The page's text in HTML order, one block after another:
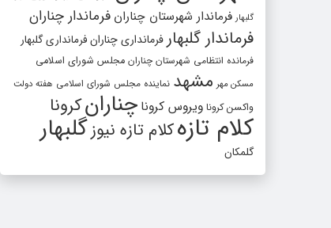
گلبهار فرماندار شهرستان چناران فرماندار چناران
فرماندار گلبهار فرمانداری چنارانفرمانداری گلبهار
فرمانده انتظامی شهرستان چناران مجلس شورای اسلامی
مسکن مهر مشهد نماینده مجلس شورای اسلامی هفته دولت
واکسن کرونا ویروس کرونا چنارانکرونا
کلام تازهکلام تازه نیوزگلبهار
گلمکان